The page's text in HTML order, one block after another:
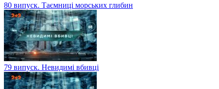
80 випуск. Таємниці морських глибин
79 випуск. Невидимі вбивці